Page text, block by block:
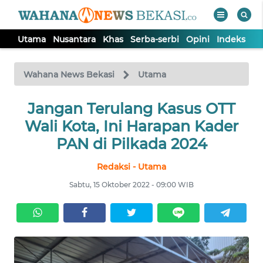
Utama Nusantara Khas Serba-serbi Opini Indeks
Wahana News Bekasi Utama
Jangan Terulang Kasus OTT
Wali Kota, Ini Harapan Kader
PAN di Pilkada 2024
Redaksi - Utama
Sabtu, 15 Oktober 2022 - 09:00 WIB
TV
Tutup
UTAMA
NUSANTARA
SERBA-
SERBI
OPINI